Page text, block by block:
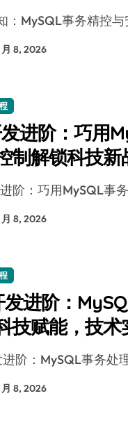
知：MySQL事务精控
8, 2026
进阶：巧用
制解锁科技新
进阶：巧用MySQL事
8, 2026
发进阶：
技赋能，技术
进阶：MySQL事务处
8, 2026